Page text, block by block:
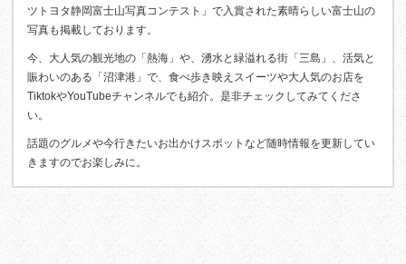
ツトヨタ静岡富士山写真コンテスト」で入賞された素晴らしい富士山の
写真も掲載しております。
今、大人気の観光地の「熱海」や、湧水と緑溢れる街「三島」、活気と
賑わいのある「沼津港」で、食べ歩き映えスイーツや大人気のお店を
TiktokやYouTubeチャンネルでも紹介。是非チェックしてみてくださ
い。
話題のグルメや今行きたいお出かけスポットなど随時情報を更新してい
きますのでお楽しみに。